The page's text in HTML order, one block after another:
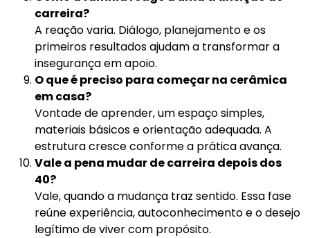
carreira?
A reação varia. Diálogo, planejamento e os
primeiros resultados ajudam a transformar a
insegurança em apoio.
O que é preciso para começar na cerâmica
em casa?
Vontade de aprender, um espaço simples,
materiais básicos e orientação adequada. A
estrutura cresce conforme a prática avança.
Vale a pena mudar de carreira depois dos
40?
Vale, quando a mudança traz sentido. Essa fase
reúne experiência, autoconhecimento e o desejo
legítimo de viver com propósito.